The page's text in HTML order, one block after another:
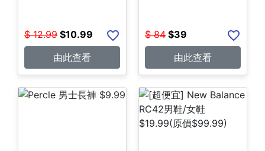
$ 12.99 $10.99
由此查看
$ 84 $39
由此查看